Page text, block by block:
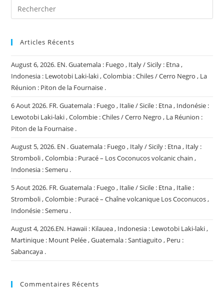
Articles Récents
August 6, 2026. EN. Guatemala : Fuego , Italy / Sicily : Etna ,
Indonesia : Lewotobi Laki-laki , Colombia : Chiles / Cerro Negro , La
Réunion : Piton de la Fournaise .
6 Aout 2026. FR. Guatemala : Fuego , Italie / Sicile : Etna , Indonésie :
Lewotobi Laki-laki , Colombie : Chiles / Cerro Negro , La Réunion :
Piton de la Fournaise .
August 5, 2026. EN . Guatemala : Fuego , Italy / Sicily : Etna , Italy :
Stromboli , Colombia : Puracé – Los Coconucos volcanic chain ,
Indonesia : Semeru .
5 Aout 2026. FR. Guatemala : Fuego , Italie / Sicile : Etna , Italie :
Stromboli , Colombie : Puracé – Chaîne volcanique Los Coconucos ,
Indonésie : Semeru .
August 4, 2026.EN. Hawaii : Kilauea , Indonesia : Lewotobi Laki-laki ,
Martinique : Mount Pelée , Guatemala : Santiaguito , Peru :
Sabancaya .
Commentaires Récents